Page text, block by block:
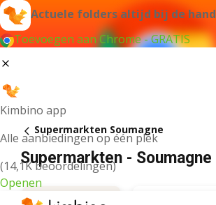
Actuele folders altijd bij de hand
Toevoegen aan Chrome - GRATIS
Kimbino app
Alle aanbiedingen op één plek
(14,1K beoordelingen)
Openen
Supermarkten Soumagne
Supermarkten - Soumagne